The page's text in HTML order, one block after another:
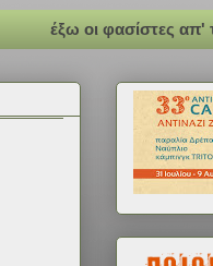
έξω οι φασίστες απ'